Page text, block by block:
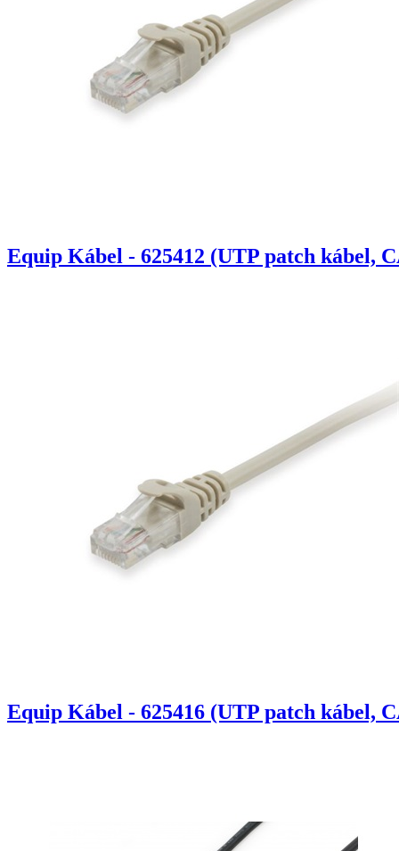
Equip Kábel - 625412 (UTP patch kábel,
Equip Kábel - 625416 (UTP patch kábel,